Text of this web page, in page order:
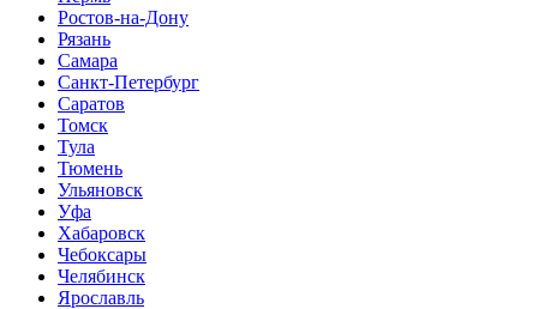
Ростов-на-Дону
Рязань
Самара
Санкт-Петербург
Саратов
Томск
Тула
Тюмень
Ульяновск
Уфа
Хабаровск
Чебоксары
Челябинск
Ярославль